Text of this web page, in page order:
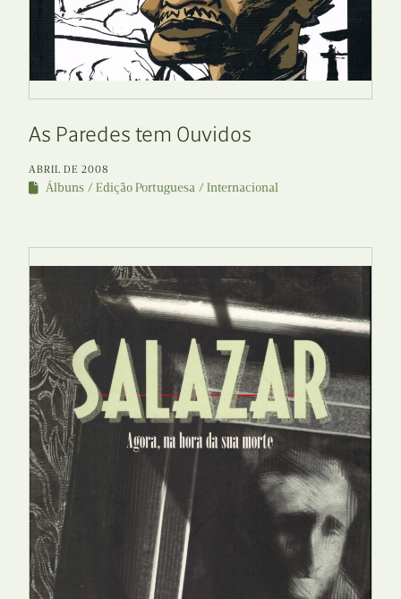
As Paredes tem Ouvidos
ABRIL DE 2008
Álbuns Edição Portuguesa Internacional